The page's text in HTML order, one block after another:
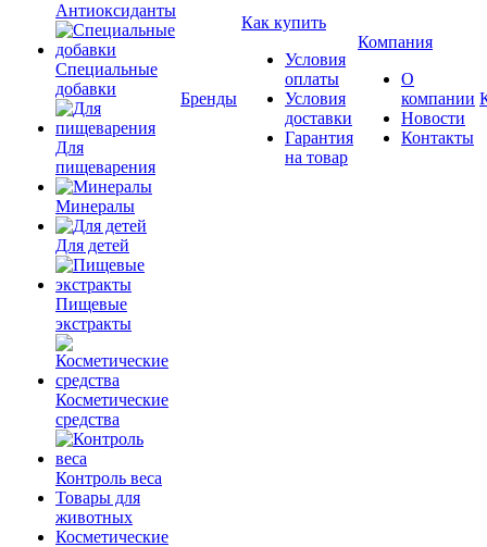
Антиоксиданты
Специальные
добавки
Для
пищеварения
Минералы
Для детей
Пищевые
экстракты
Косметические
средства
Контроль веса
Товары для
животных
Косметические
Бренды
Как купить
Условия
оплаты
Условия
доставки
Гарантия
на товар
Компания
О
компании
Новости
Контакты